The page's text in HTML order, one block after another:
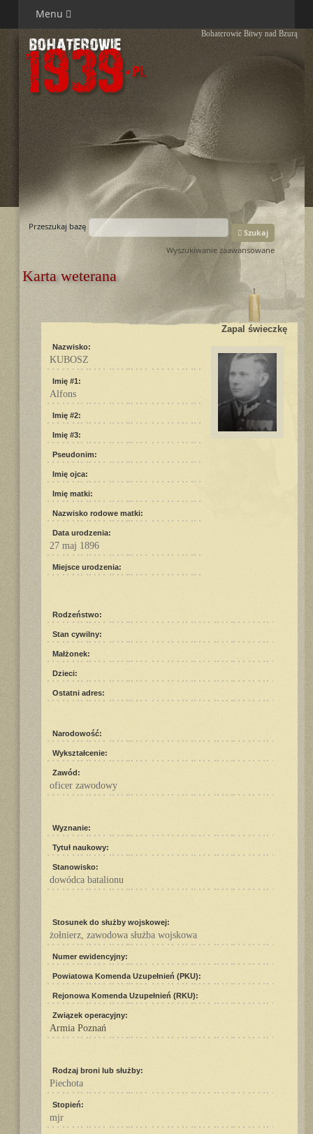
Menu
Bohaterowie Bitwy nad Bzurą
Przeszukaj bazę
Szukaj
Wyszukiwanie zaawansowane
Karta weterana
Zapal świeczkę
Nazwisko:
KUBOSZ
Imię #1:
Alfons
Imię #2:
Imię #3:
Pseudonim:
Imię ojca:
Imię matki:
Nazwisko rodowe matki:
Data urodzenia:
27 maj 1896
Miejsce urodzenia:
Rodzeństwo:
Stan cywilny:
Małżonek:
Dzieci:
Ostatni adres:
Narodowość:
Wykształcenie:
Zawód:
oficer zawodowy
Wyznanie:
Tytuł naukowy:
Stanowisko:
dowódca batalionu
Stosunek do służby wojskowej:
żołnierz, zawodowa służba wojskowa
Numer ewidencyjny:
Powiatowa Komenda Uzupełnień (PKU):
Rejonowa Komenda Uzupełnień (RKU):
Związek operacyjny:
Armia Poznań
Rodzaj broni lub służby:
Piechota
Stopień:
mjr